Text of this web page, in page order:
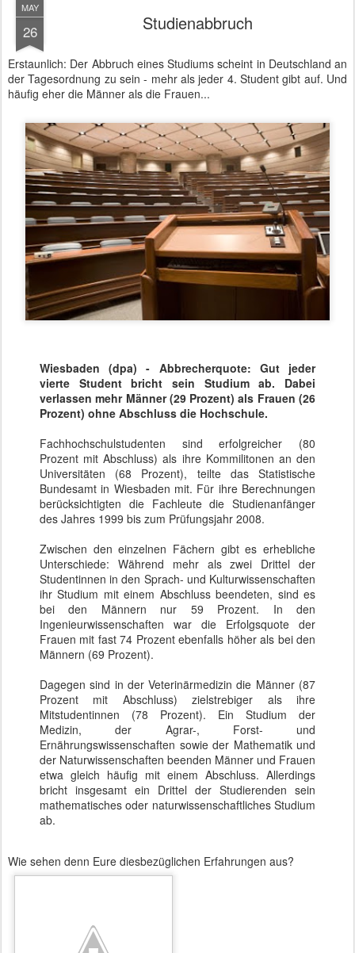
MAY
26 Studienabbruch
Erstaunlich: Der Abbruch eines Studiums scheint in Deutschland an
der Tagesordnung zu sein - mehr als jeder 4. Student gibt auf. Und
häufig eher die Männer als die Frauen...
Wiesbaden (dpa) - Abbrecherquote: Gut jeder
vierte Student bricht sein Studium ab. Dabei
verlassen mehr Männer (29 Prozent) als Frauen (26
Prozent) ohne Abschluss die Hochschule.
Fachhochschulstudenten sind erfolgreicher (80
Prozent mit Abschluss) als ihre Kommilitonen an den
Universitäten (68 Prozent), teilte das Statistische
Bundesamt in Wiesbaden mit. Für ihre Berechnungen
berücksichtigten die Fachleute die Studienanfänger
des Jahres 1999 bis zum Prüfungsjahr 2008.
Zwischen den einzelnen Fächern gibt es erhebliche
Unterschiede: Während mehr als zwei Drittel der
Studentinnen in den Sprach- und Kulturwissenschaften
ihr Studium mit einem Abschluss beendeten, sind es
bei den Männern nur 59 Prozent. In den
Ingenieurwissenschaften war die Erfolgsquote der
Frauen mit fast 74 Prozent ebenfalls höher als bei den
Männern (69 Prozent).
Dagegen sind in der Veterinärmedizin die Männer (87
Prozent mit Abschluss) zielstrebiger als ihre
Mitstudentinnen (78 Prozent). Ein Studium der
Medizin, der Agrar-, Forst- und
Ernährungswissenschaften sowie der Mathematik und
der Naturwissenschaften beenden Männer und Frauen
etwa gleich häufig mit einem Abschluss. Allerdings
bricht insgesamt ein Drittel der Studierenden sein
mathematisches oder naturwissenschaftliches Studium
ab.
Wie sehen denn Eure diesbezüglichen Erfahrungen aus?